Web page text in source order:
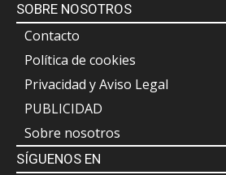
SOBRE NOSOTROS
Contacto
Política de cookies
Privacidad y Aviso Legal
PUBLICIDAD
Sobre nosotros
SÍGUENOS EN